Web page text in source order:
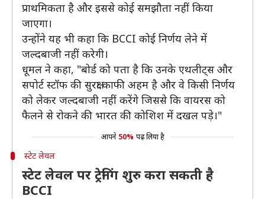
प्राथमिकता है और इससे कोई समझौता नहीं किया
जाएगा।
उन्होंने यह भी कहा कि BCCI कोई निर्णय लेने में
जल्दबाजी नहीं करेगी।
धूमल ने कहा, "बोर्ड को पता है कि उनके एथलीट्स और
सपोर्ट स्टॉफ की सुरक्षा काफी अहम है और वे किसी निर्णय
को लेकर जल्दबाजी नहीं करेंगे जिससे कि वायरस को
फैलने से रोकने की भारत की कोशिश में दखल पड़े।"
आपने 50% पढ़ लिया है
स्टेट लेवल
स्टेट लेवल पर ट्रेनिंग शुरु करा सकती है
BCCI